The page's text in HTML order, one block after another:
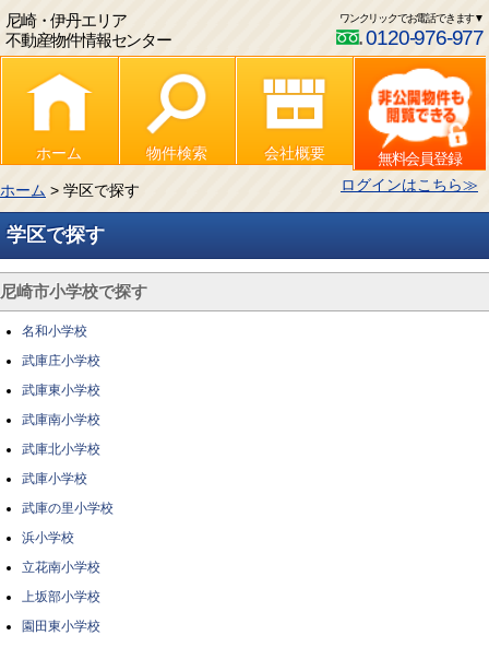
尼崎・伊丹エリア
不動産物件情報センター
ワンクリックでお電話できます▼
0120-976-977
ホーム 物件検索 会社概要
無料会員登録
ログインはこちら≫
ホーム > 学区で探す
学区で探す
尼崎市小学校で探す
名和小学校
武庫庄小学校
武庫東小学校
武庫南小学校
武庫北小学校
武庫小学校
武庫の里小学校
浜小学校
立花南小学校
上坂部小学校
園田東小学校